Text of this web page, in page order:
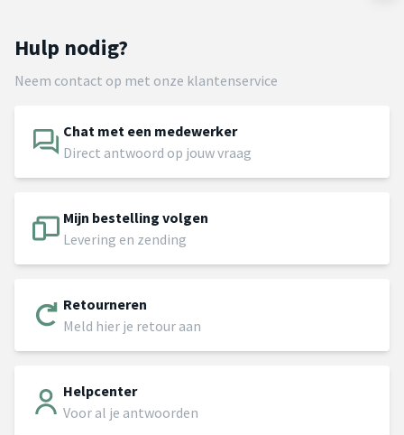
Hulp nodig?
Neem contact op met onze klantenservice
Chat met een medewerker
Direct antwoord op jouw vraag
Mijn bestelling volgen
Levering en zending
Retourneren
Meld hier je retour aan
Helpcenter
Voor al je antwoorden